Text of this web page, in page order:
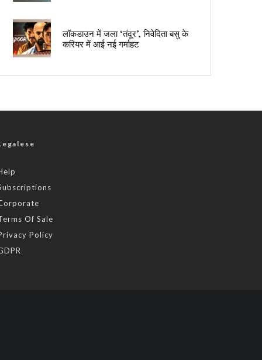
लॉकडाउन में जला ‘तंदूर’, निवेदिता बसु के
करियर में आई नई गर्माहट
Of Sale
Policy